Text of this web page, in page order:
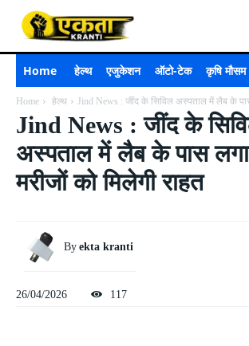
Home हेल्थ एजुकेशन ऑटो-टेक कृषि मौसम
Home हेल्थ Jind News : जींद के सिविल अस्पताल में लैब के
Jind News : जींद के
अस्पताल में लैब के पास
मरीजों को मिलेगी राहत
By ekta kranti
26/04/2026 117